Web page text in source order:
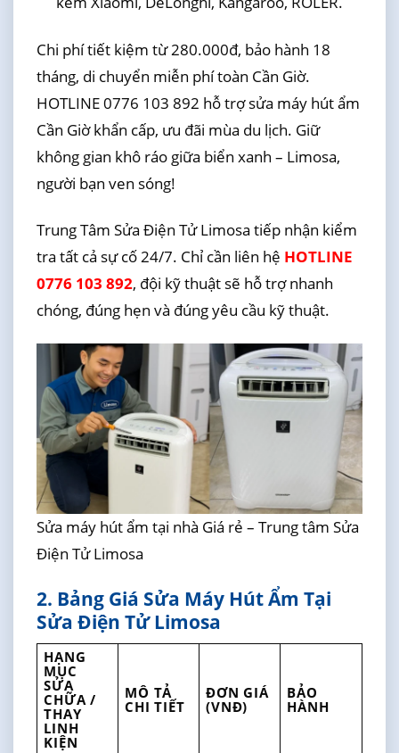
Chi phí tiết kiệm từ 280.000đ, bảo hành 18
tháng, di chuyển miễn phí toàn Cần Giờ.
HOTLINE 0776 103 892 hỗ trợ sửa máy hút ẩm
Cần Giờ khẩn cấp, ưu đãi mùa du lịch. Giữ
không gian khô ráo giữa biển xanh – Limosa,
người bạn ven sóng!
Trung Tâm Sửa Điện Tử Limosa tiếp nhận kiểm
tra tất cả sự cố 24/7. Chỉ cần liên hệ HOTLINE
0776 103 892, đội kỹ thuật sẽ hỗ trợ nhanh
chóng, đúng hẹn và đúng yêu cầu kỹ thuật.
Sửa máy hút ẩm tại nhà Giá rẻ – Trung tâm Sửa
Điện Tử Limosa
2. Bảng Giá Sửa Máy Hút Ẩm Tại
Sửa Điện Tử Limosa
HẠNG
MỤC
SỬA
CHỮA /
THAY
LINH
KIỆN
MÔ TẢ
CHI TIẾT
ĐƠN GIÁ
(VNĐ)
BẢO
HÀNH